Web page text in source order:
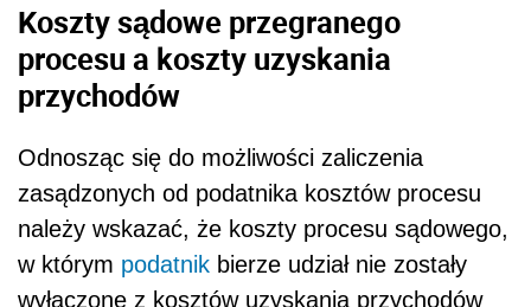
Koszty sądowe przegranego
procesu a koszty uzyskania
przychodów
Odnosząc się do możliwości zaliczenia
zasądzonych od podatnika kosztów procesu
należy wskazać, że koszty procesu sądowego,
w którym podatnik bierze udział nie zostały
wyłączone z kosztów uzyskania przychodów